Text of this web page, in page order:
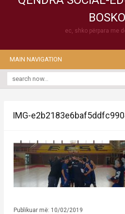
ec, shko përpara me
MAIN NAVIGATION
IMG-
Publikuar më: 10/02/2019